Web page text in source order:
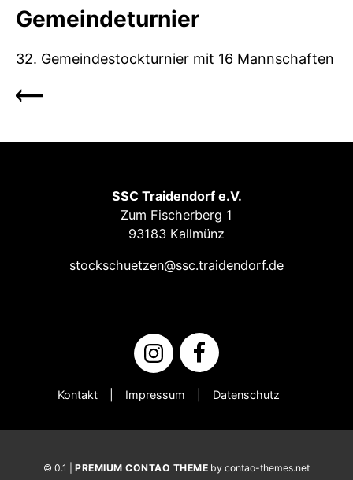
Gemeindeturnier
32. Gemeindestockturnier mit 16 Mannschaften
SSC Traidendorf e.V.
Zum Fischerberg 1
93183 Kallmünz
stockschuetzen@ssc.traidendorf.de
Kontakt Impressum Datenschutz
© 0.1 | PREMIUM CONTAO THEME by contao-themes.net